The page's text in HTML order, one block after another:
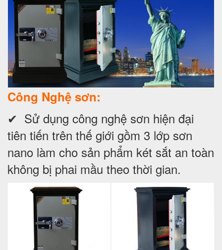
Công Nghệ sơn:
✔ Sử dụng công nghệ sơn hiện đại
tiên tiến trên thế giới gồm 3 lớp sơn
nano làm cho sản phẩm két sắt an toàn
không bị phai mầu theo thời gian.